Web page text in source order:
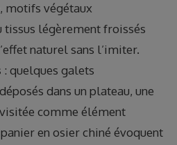
motifs végétaux
légèrement froissés
naturel sans l’imiter.
: quelques galets
dans un plateau, une
comme élément
en osier chiné évoquent